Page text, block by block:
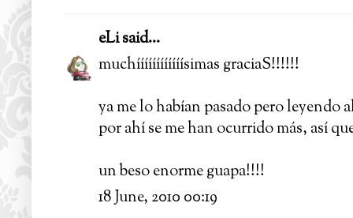
eLisaid...
muchíííííííííííísimas graciaS!!!!!!
ya me lo habían pasado pero leyendo
por ahí se me han ocurrido más, así
un beso enorme guapa!!!!
18 June, 2010 00:19